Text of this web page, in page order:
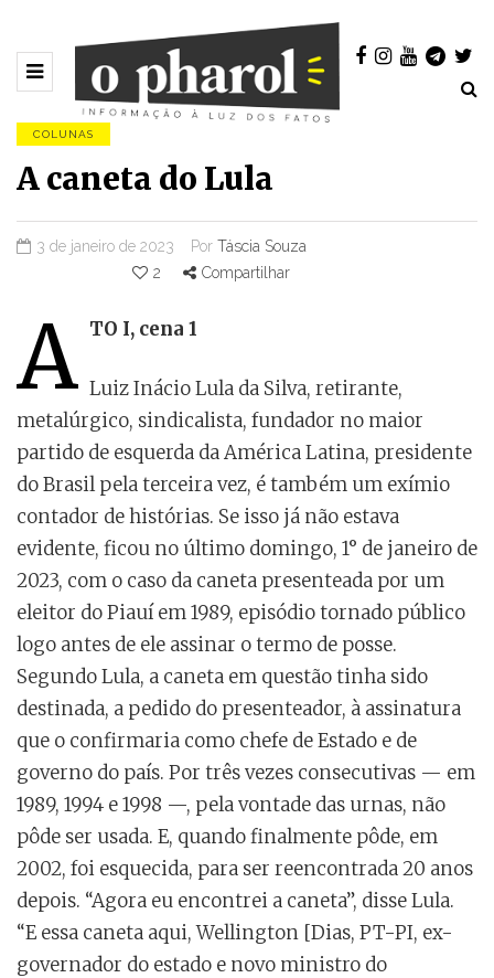
COLUNAS
A caneta do Lula
3 de janeiro de 2023 Por Táscia Souza
2
Compartilhar
A TO I, cena 1
Luiz Inácio Lula da Silva, retirante,
metalúrgico, sindicalista, fundador no maior
partido de esquerda da América Latina, presidente
do Brasil pela terceira vez, é também um exímio
contador de histórias. Se isso já não estava
evidente, ficou no último domingo, 1° de janeiro de
2023, com o caso da caneta presenteada por um
eleitor do Piauí em 1989, episódio tornado público
logo antes de ele assinar o termo de posse.
Segundo Lula, a caneta em questão tinha sido
destinada, a pedido do presenteador, à assinatura
que o confirmaria como chefe de Estado e de
governo do país. Por três vezes consecutivas — em
1989, 1994 e 1998 —, pela vontade das urnas, não
pôde ser usada. E, quando finalmente pôde, em
2002, foi esquecida, para ser reencontrada 20 anos
depois. “Agora eu encontrei a caneta”, disse Lula.
“E essa caneta aqui, Wellington [Dias, PT-PI, ex-
governador do estado e novo ministro do